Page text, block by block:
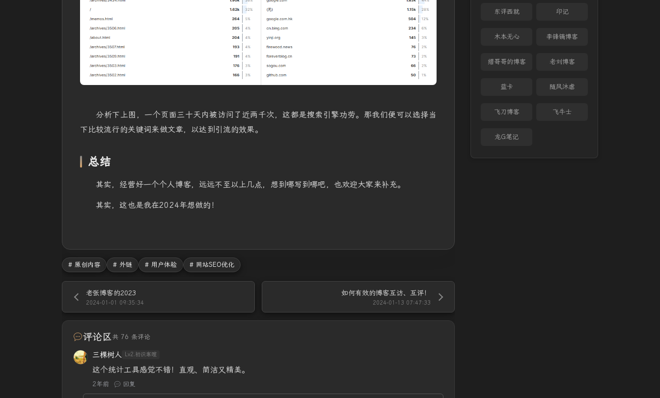
分析下上图，一个页面三十天内被访问了近两千次，这都是搜索引擎功劳。那我们便可以选择当
下比较流行的关键词来做文章，以达到引流的效果。
总结
其实，经营好一个个人博客，远远不至以上几点，想到哪写到哪吧，也欢迎大家来补充。
其实，这也是我在2024年想做的！
# 原创内容 # 外链 # 用户体验 # 网站SEO优化
老张博客的2023
2024-01-01 09:35:34
如何有效的博客互访、互评！
2024-01-13 07:47:33
评论区共 76 条评论
三棵树人 Lv2.初识寒暄
这个统计工具感觉不错！直观、简洁又精美。
2年前 回复
东评西就 印记
木本无心 李锋镝博客
缙哥哥的博客 老刘博客
蓝卡 随风沐虐
飞刀博客 飞牛士
龙G笔记